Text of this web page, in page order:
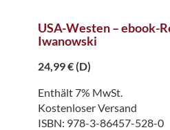
USA-Westen – ebook-
Iwanowski
24,99€(D)
Enthält 7% MwSt.
Kostenloser Versand
ISBN: 978-3-86457-528-0